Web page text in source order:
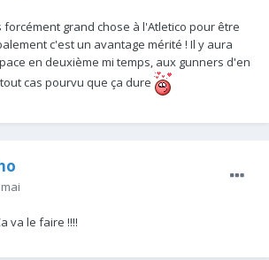
grand chose à l'Atletico pour être
c'est un avantage mérité ! Il y aura
en deuxième mi temps, aux gunners d'en
cas pourvu que ça dure
va le faire !!!!